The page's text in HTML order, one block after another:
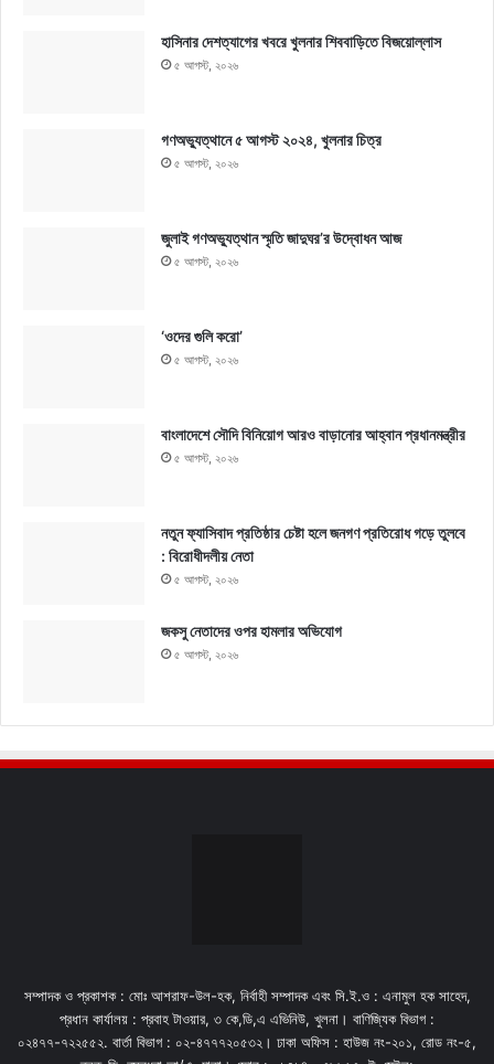
হাসিনার দেশত্যাগের খবরে খুলনার শিববাড়িতে বিজয়োল্লাস
৫ আগস্ট, ২০২৬
গণঅভ্যুত্থানে ৫ আগস্ট ২০২৪, খুলনার চিত্র
৫ আগস্ট, ২০২৬
জুলাই গণঅভ্যুত্থান স্মৃতি জাদুঘর’র উদ্বোধন আজ
৫ আগস্ট, ২০২৬
‘ওদের গুলি করো’
৫ আগস্ট, ২০২৬
বাংলাদেশে সৌদি বিনিয়োগ আরও বাড়ানোর আহ্বান প্রধানমন্ত্রীর
৫ আগস্ট, ২০২৬
নতুন ফ্যাসিবাদ প্রতিষ্ঠার চেষ্টা হলে জনগণ প্রতিরোধ গড়ে তুলবে
: বিরোধীদলীয় নেতা
৫ আগস্ট, ২০২৬
জকসু নেতাদের ওপর হামলার অভিযোগ
৫ আগস্ট, ২০২৬
সম্পাদক ও প্রকাশক : মোঃ আশরাফ-উল-হক, নির্বাহী সম্পাদক এবং সি.ই.ও : এনামুল হক সাহেদ,
প্রধান কার্যালয় : প্রবাহ টাওয়ার, ৩ কে,ডি,এ এভিনিউ, খুলনা। বাণিজ্যিক বিভাগ :
০২৪৭৭-৭২২৫৫২. বার্তা বিভাগ : ০২-৪৭৭৭২০৫৩২। ঢাকা অফিস : হাউজ নং-২০১, রোড নং-৫,